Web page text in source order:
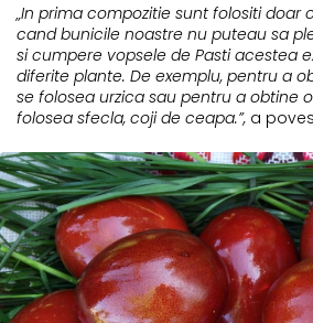
„In prima compozitie sunt folositi doar
cand bunicile noastre nu puteau sa
si cumpere vopsele de Pasti acestea
diferite plante. De exemplu, pentru a
se folosea urzica sau pentru a obtine
folosea sfecla, coji de ceapa.”, a